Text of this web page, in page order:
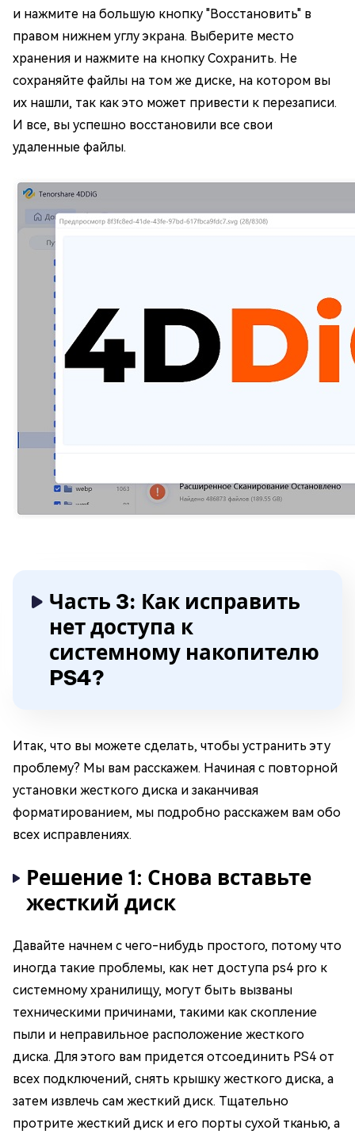
и нажмите на большую кнопку "Восстановить" в
правом нижнем углу экрана. Выберите место
хранения и нажмите на кнопку Сохранить. Не
сохраняйте файлы на том же диске, на котором вы
их нашли, так как это может привести к перезаписи.
И все, вы успешно восстановили все свои
удаленные файлы.
Часть 3: Как исправить
нет доступа к
системному накопителю
PS4?
Итак, что вы можете сделать, чтобы устранить эту
проблему? Мы вам расскажем. Начиная с повторной
установки жесткого диска и заканчивая
форматированием, мы подробно расскажем вам обо
всех исправлениях.
Решение 1: Снова вставьте
жесткий диск
Давайте начнем с чего-нибудь простого, потому что
иногда такие проблемы, как нет доступа ps4 pro к
системному хранилищу, могут быть вызваны
техническими причинами, такими как скопление
пыли и неправильное расположение жесткого
диска. Для этого вам придется отсоединить PS4 от
всех подключений, снять крышку жесткого диска, а
затем извлечь сам жесткий диск. Тщательно
протрите жесткий диск и его порты сухой тканью, а